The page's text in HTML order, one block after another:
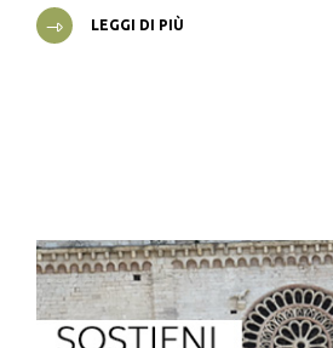
LEGGI DI PIÙ